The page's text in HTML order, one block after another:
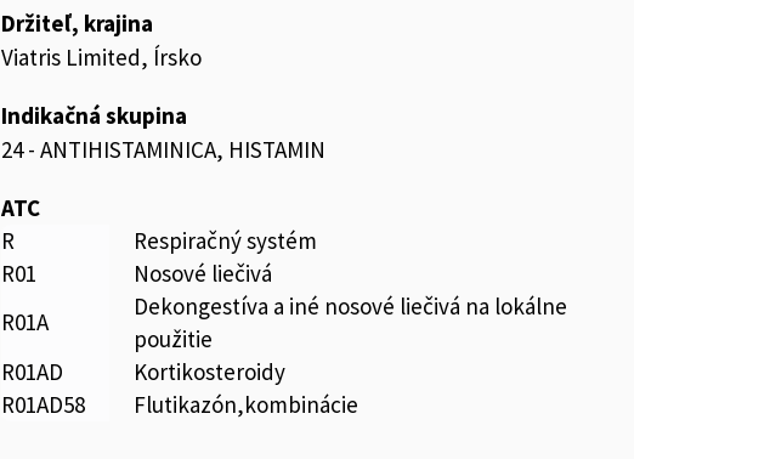
Držiteľ, krajina
Viatris Limited, Írsko
Indikačná skupina
24 - ANTIHISTAMINICA, HISTAMIN
ATC
R
Respiračný systém
R01
Nosové liečivá
R01A
Dekongestíva a iné nosové liečivá na lokálne
použitie
R01AD
Kortikosteroidy
R01AD58
Flutikazón,kombinácie